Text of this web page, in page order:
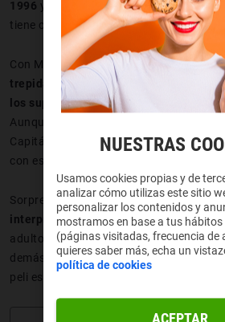
1996 y entra en la categoría de Else
tiene continuidad con el resto de
Con Mark Waid al guion y Alex Ross al
trepidante historia que enfrentará a
los superhéroes más icónicos de la
Aunque por aquel entonces Shazam era
Capitán Marvel, nombre que tuvo que
con esta compañía.
Sorprendentemente, el propioZachary
interpretación del personaje a partir
adulto inocente, con corazón y que no
demás. Y resulta curioso, porque todo
peli está basada en Los Nuevos 52.
NUESTRAS
Usamos cookies propias y de
analizar cómo utilizas este sitio
personalizar los contenidos y
mostramos en base a tus hábitos
(páginas visitadas, frecuencia de
quieres saber más, echa un
política de cookies